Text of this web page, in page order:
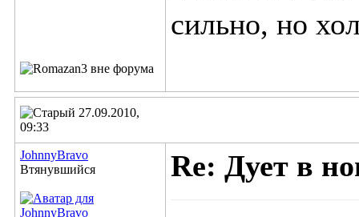
сильно, но
27.09.2010,
09:33
JohnnyBravo
Втянувшийся
Re: Дует в